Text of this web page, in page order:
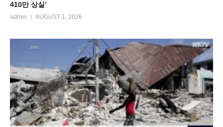
410만 상실’
admin AUGUST 1, 2026